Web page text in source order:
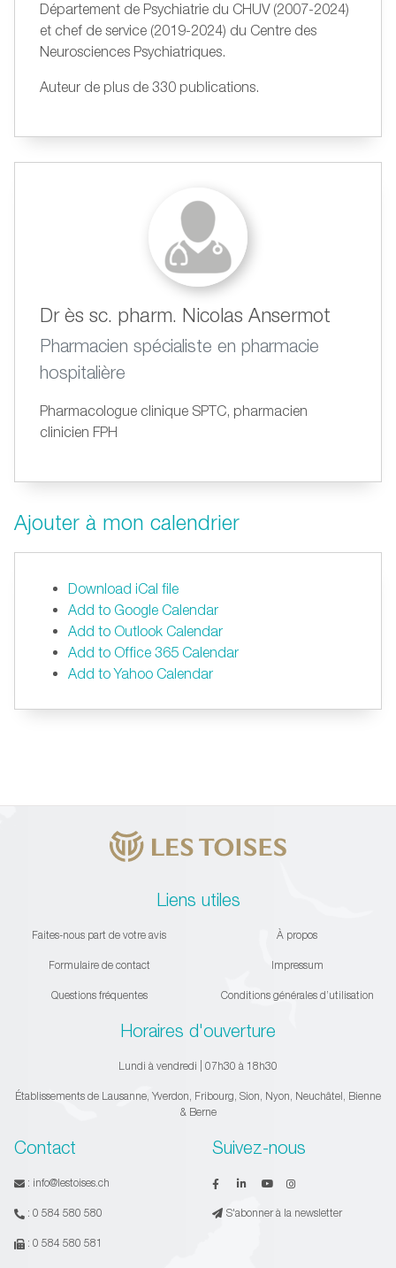
Département de Psychiatrie du CHUV (2007-2024)
et chef de service (2019-2024) du Centre des
Neurosciences Psychiatriques.
Auteur de plus de 330 publications.
Dr ès sc. pharm. Nicolas Ansermot
Pharmacien spécialiste en pharmacie
hospitalière
Pharmacologue clinique SPTC, pharmacien
clinicien FPH
Ajouter à mon calendrier
Download iCal file
Add to Google Calendar
Add to Outlook Calendar
Add to Office 365 Calendar
Add to Yahoo Calendar
Liens utiles
Faites-nous part de votre avis
Formulaire de contact
Questions fréquentes
À propos
Impressum
Conditions générales d’utilisation
Horaires d'ouverture
Lundi à vendredi | 07h30 à 18h30
Établissements de Lausanne, Yverdon, Fribourg, Sion, Nyon, Neuchâtel, Bienne
& Berne
Contact
: info@lestoises.ch
: 0 584 580 580
: 0 584 580 581
Suivez-nous
S'abonner à la newsletter